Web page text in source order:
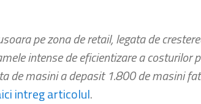
pe zona de retail, legata de
intense de eficientizare a
de masini a depasit 1.800 de masini
intreg articolul.